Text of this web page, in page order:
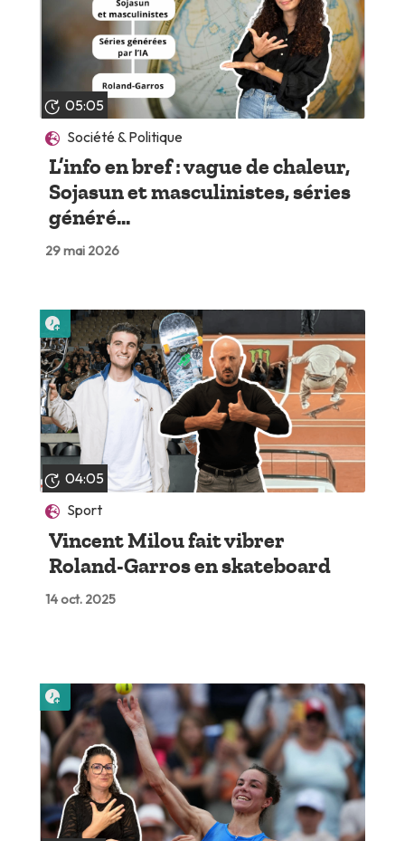
05:05
Société & Politique
L’info en bref : vague de chaleur,
Sojasun et masculinistes, séries
généré...
29 mai 2026
04:05
Sport
Vincent Milou fait vibrer
Roland-Garros en skateboard
14 oct. 2025
Lire plus tard
Lire plus tard